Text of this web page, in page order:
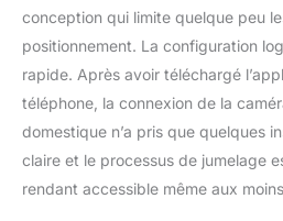
les
tous.
et
conception qui limite quelque peu
positionnement. La configuration
rapide. Après avoir téléchargé
téléphone, la connexion de la
domestique n’a pris que quelques
claire et le processus de jumelage
rendant accessible même aux